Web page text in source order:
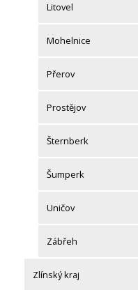
Litovel
Mohelnice
Přerov
Prostějov
Šternberk
Šumperk
Uničov
Zábřeh
Zlínský kraj